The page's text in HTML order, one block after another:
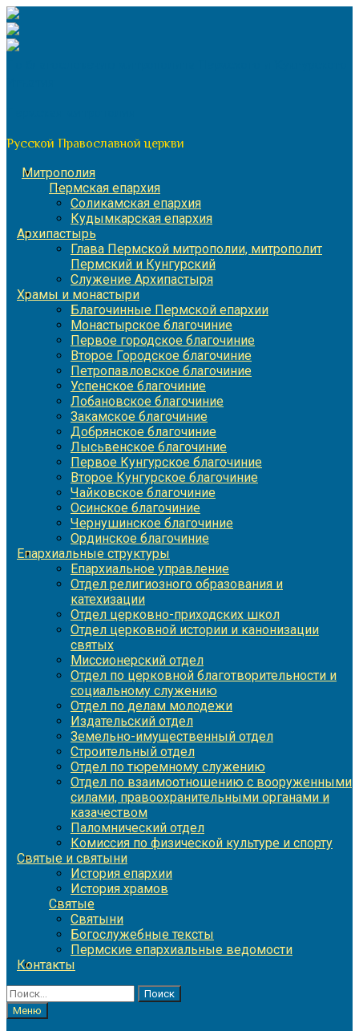
Перейти
к
содержимому
Русской Православной церкви
Митрополия
Пермская епархия
Соликамская епархия
Кудымкарская епархия
Архипастырь
Глава Пермской митрополии, митрополит
Пермский и Кунгурский
Служение Архипастыря
Храмы и монастыри
Благочинные Пермской епархии
Монастырское благочиние
Первое городское благочиние
Второе Городское благочиние
Петропавловское благочиние
Успенское благочиние
Лобановское благочиние
Закамское благочиние
Добрянское благочиние
Лысьвенское благочиние
Первое Кунгурское благочиние
Второе Кунгурское благочиние
Чайковское благочиние
Осинское благочиние
Чернушинское благочиние
Ординское благочиние
Епархиальные структуры
Епархиальное управление
Отдел религиозного образования и
катехизации
Отдел церковно-приходских школ
Отдел церковной истории и канонизации
святых
Миссионерский отдел
Отдел по церковной благотворительности и
социальному служению
Отдел по делам молодежи
Издательский отдел
Земельно-имущественный отдел
Строительный отдел
Отдел по тюремному служению
Отдел по взаимоотношению с вооруженными
силами, правоохранительными органами и
казачеством
Паломнический отдел
Комиссия по физической культуре и спорту
Святые и святыни
История епархии
История храмов
Святые
Святыни
Богослужебные тексты
Пермские епархиальные ведомости
Контакты
Найти:
Меню